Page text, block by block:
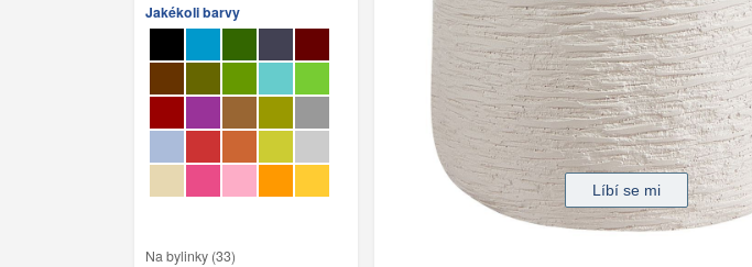
Jakékoli barvy
Na bylinky (33)